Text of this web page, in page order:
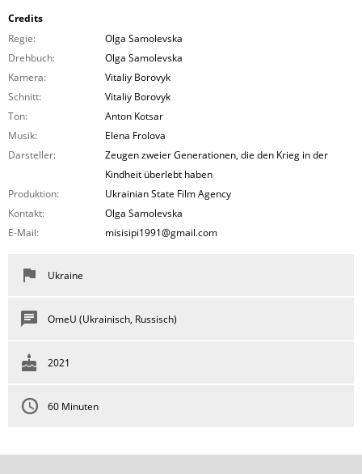
Credits
Regie:
Olga Samolevska
Drehbuch:
Olga Samolevska
Kamera:
Vitaliy Borovyk
Schnitt:
Vitaliy Borovyk
Ton:
Anton Kotsar
Musik:
Elena Frolova
Darsteller:
Zeugen zweier Generationen, die den Krieg in der
Kindheit überlebt haben
Produktion:
Ukrainian State Film Agency
Kontakt:
Olga Samolevska
E-Mail:
misisipi1991@gmail.com
Ukraine
OmeU (Ukrainisch, Russisch)
2021
60 Minuten